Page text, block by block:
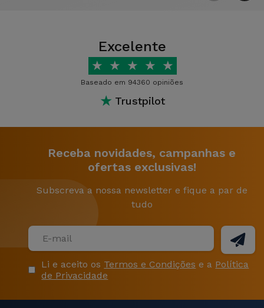
Excelente
★ ★ ★ ★ ★
Baseado em 94360 opiniões
★ Trustpilot
Receba novidades, campanhas e
ofertas exclusivas!
Subscreva a nossa newsletter e fique a par de
tudo
Li e aceito os Termos e Condições e a Política
de Privacidade